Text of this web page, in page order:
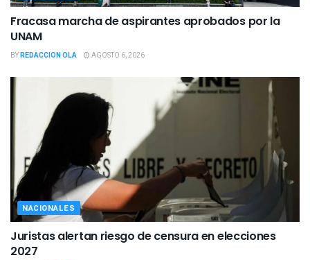
Fracasa marcha de aspirantes aprobados por la
UNAM
BYREDACCION OLA AGOSTO 6, 2026
NACIONALES
Juristas alertan riesgo de censura en elecciones
2027